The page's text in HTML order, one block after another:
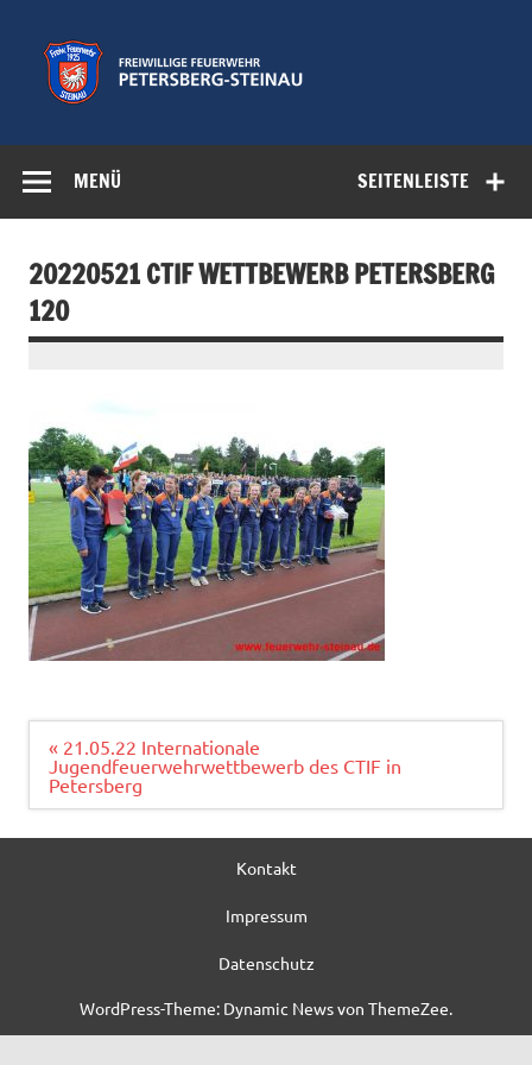
springen
Feuerwehr
Petersberg-
SEITENLEISTE
MENÜ
20220521 CTIF WETTBEWERB PETERSBERG
120
Beitragsnavigation
« 21.05.22 Internationale
Jugendfeuerwehrwettbewerb des CTIF in
Petersberg
Kontakt
Impressum
Datenschutz
WordPress-Theme: Dynamic News von ThemeZee.